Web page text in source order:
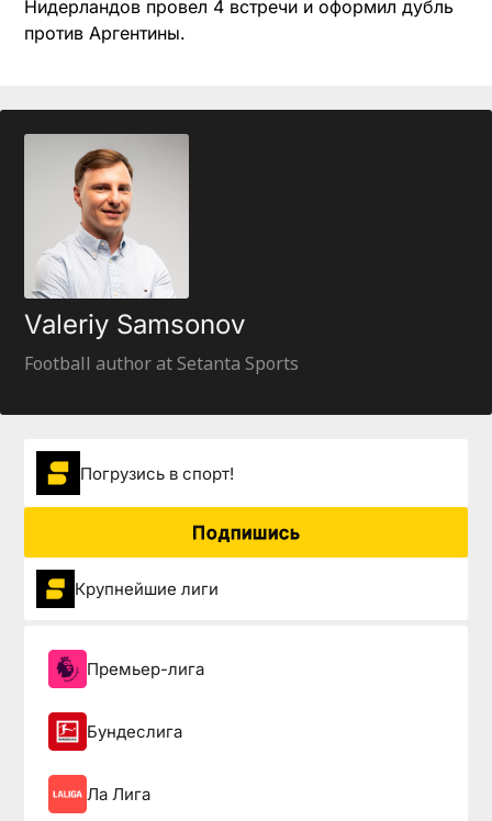
Нидерландов провел 4 встречи и оформил дубль
против Аргентины.
Valeriy Samsonov
Football author at Setanta Sports
Погрузиcь в спорт!
Подпишись
Крупнейшие лиги
Премьер-лига
Бундеслига
Ла Лига